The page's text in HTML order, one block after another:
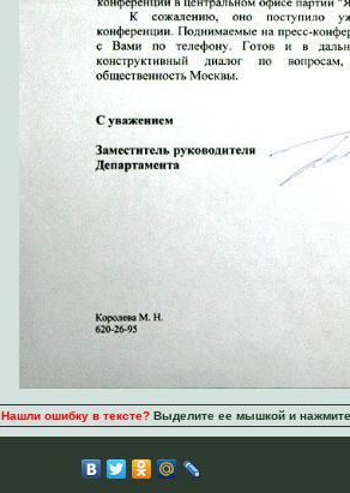
Нашли ошибку в тексте?Выделите ее мышкой и нажмите